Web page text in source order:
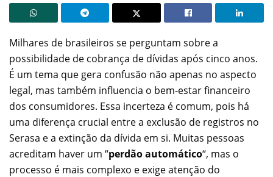
Milhares de brasileiros se perguntam sobre a
possibilidade de cobrança de dívidas após cinco anos.
É um tema que gera confusão não apenas no aspecto
legal, mas também influencia o bem-estar financeiro
dos consumidores. Essa incerteza é comum, pois há
uma diferença crucial entre a exclusão de registros no
Serasa e a extinção da dívida em si. Muitas pessoas
acreditam haver um “perdão automático“, mas o
processo é mais complexo e exige atenção do